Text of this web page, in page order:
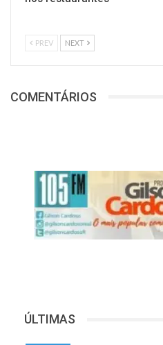
PREV NEXT
COMENTÁRIOS
ÚLTIMAS